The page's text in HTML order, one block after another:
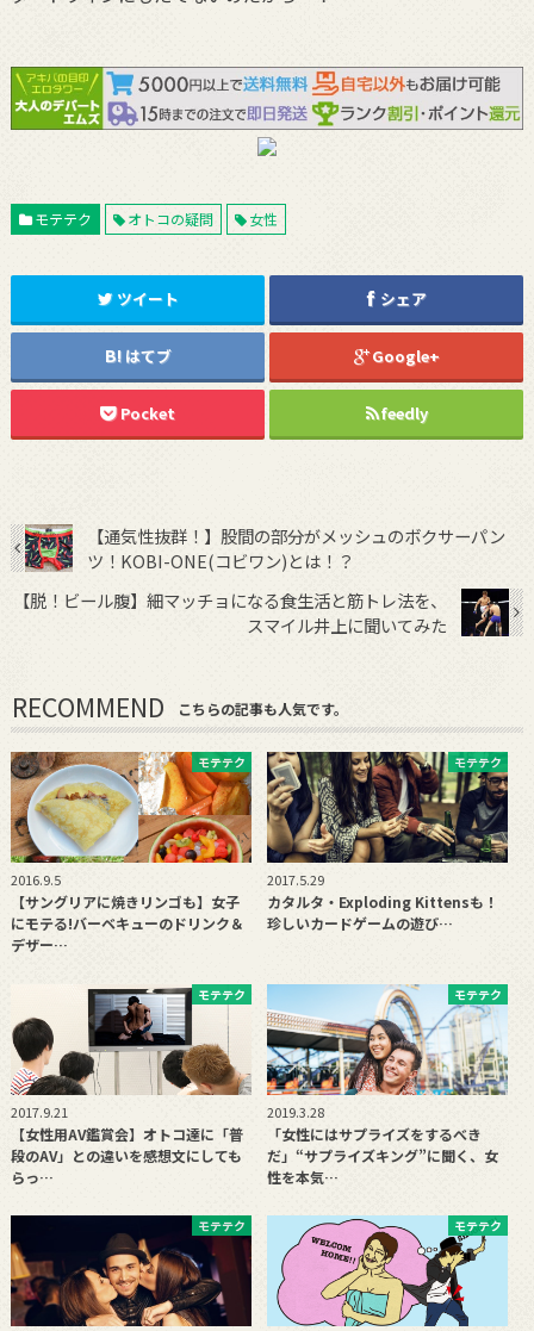
モテテク オトコの疑問 女性
ツイート シェア
はてブ Google+
Pocket feedly
【通気性抜群！】股間の部分がメッシュのボクサーパン
ツ！KOBI-ONE(コビワン)とは！？
【脱！ビール腹】細マッチョになる食生活と筋トレ法を、
スマイル井上に聞いてみた
RECOMMEND こちらの記事も人気です。
モテテク
2016.9.5
【サングリアに焼きリンゴも】女子
にモテる!バーベキューのドリンク＆
デザー…
モテテク
2017.5.29
カタルタ・Exploding Kittensも！
珍しいカードゲームの遊び…
モテテク
2017.9.21
【女性用AV鑑賞会】オトコ達に「普
段のAV」との違いを感想文にしても
らっ…
モテテク
2019.3.28
「女性にはサプライズをするべき
だ」“サプライズキング”に聞く、女
性を本気…
モテテク モテテク